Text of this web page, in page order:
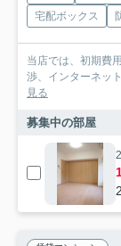
宅配ボックス
当店では、初期費
渉、インターネッ
見る
募集中の部屋